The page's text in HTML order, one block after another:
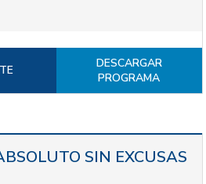
DESCARGAR
PROGRAMA
SIN EXCUSAS